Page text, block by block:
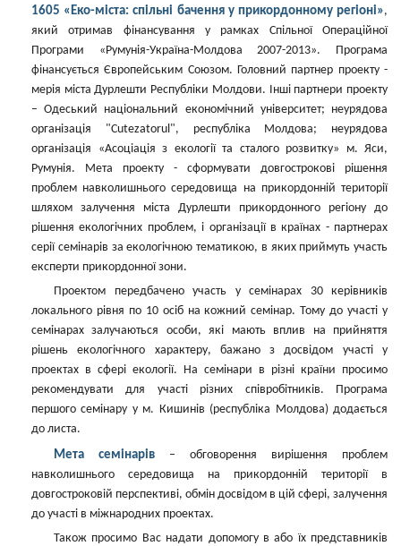
1605 «Еко-міста: спільні бачення у прикордонному регіоні»,
який отримав фінансування у рамках Спільної Операційної
Програми «Румунія-Україна-Молдова 2007-2013». Програма
фінансується Європейським Союзом. Головний партнер проекту -
мерія міста Дурлешти Республіки Молдови. Інші партнери проекту
– Одеський національний економічний університет; неурядова
організація "Cutezatorul", республіка Молдова; неурядова
організація «Асоціація з екології та сталого розвитку» м. Яси,
Румунія. Мета проекту - сформувати довгострокові рішення
проблем навколишнього середовища на прикордонній території
шляхом залучення міста Дурлешти прикордонного регіону до
рішення екологічних проблем, і організації в країнах - партнерах
серії семінарів за екологічною тематикою, в яких приймуть участь
експерти прикордонної зони.
Проектом передбачено участь у семінарах 30 керівників
локального рівня по 10 осіб на кожний семінар. Тому до участі у
семінарах залучаються особи, які мають вплив на прийняття
рішень екологічного характеру, бажано з досвідом участі у
проектах в сфері екології. На семінари в різні країни просимо
рекомендувати для участі різних співробітників. Програма
першого семінару у м. Кишинів (республіка Молдова) додається
до листа.
Мета семінарів – обговорення вирішення проблем
навколишнього середовища на прикордонній території в
довгостроковій перспективі, обмін досвідом в цій сфері, залучення
до участі в міжнародних проектах.
Також просимо Вас надати допомогу в або їх представників